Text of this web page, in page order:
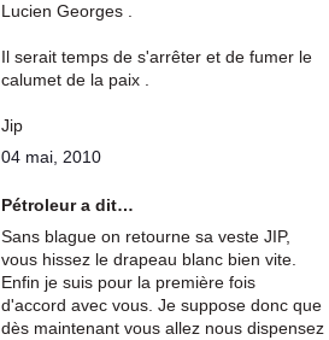
Lucien Georges .
Il serait temps de s'arrêter et de fumer le
calumet de la paix .
Jip
04 mai, 2010
Pétroleur a dit…
Sans blague on retourne sa veste JIP,
vous hissez le drapeau blanc bien vite.
Enfin je suis pour la première fois
d'accord avec vous. Je suppose donc que
dès maintenant vous allez nous dispensez